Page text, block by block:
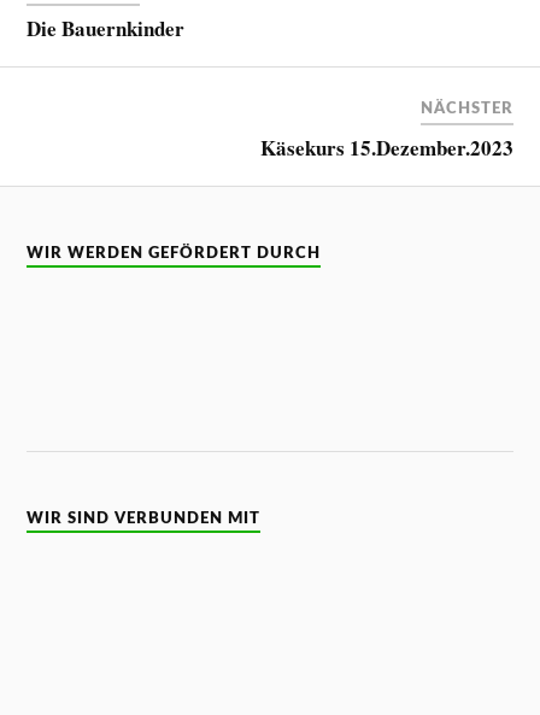
Die Bauernkinder
NÄCHSTER
Käsekurs 15.Dezember.2023
WIR WERDEN GEFÖRDERT DURCH
WIR SIND VERBUNDEN MIT